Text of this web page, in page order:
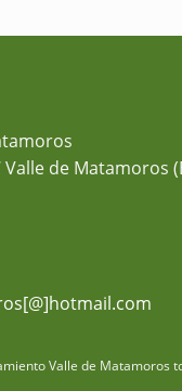
Valle de Matamoros
Valle de Matamoros